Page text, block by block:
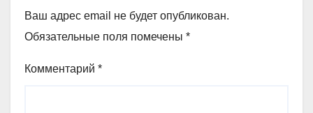
Ваш адрес email не будет опубликован.
Обязательные поля помечены *
Комментарий *